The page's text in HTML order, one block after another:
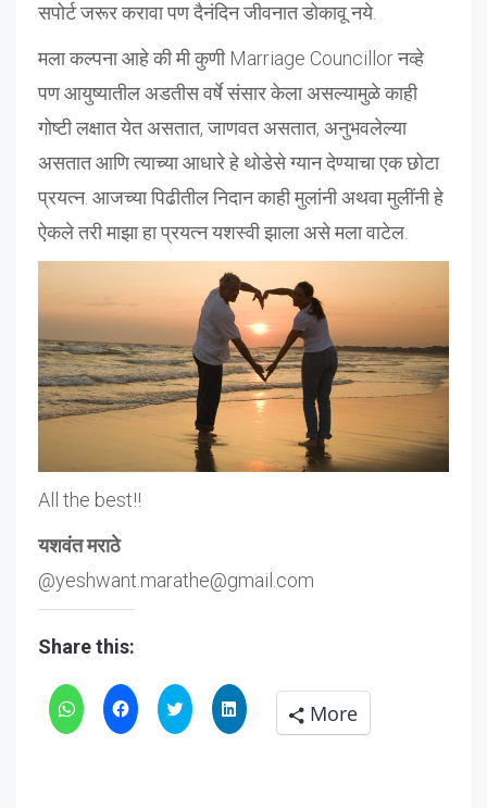
सपोर्ट जरूर करावा पण दैनंदिन जीवनात डोकावू नये.
मला कल्पना आहे की मी कुणी Marriage Councillor नव्हे
पण आयुष्यातील अडतीस वर्षे संसार केला असल्यामुळे काही
गोष्टी लक्षात येत असतात, जाणवत असतात, अनुभवलेल्या
असतात आणि त्याच्या आधारे हे थोडेसे ग्यान देण्याचा एक छोटा
प्रयत्न. आजच्या पिढीतील निदान काही मुलांनी अथवा मुलींनी हे
ऐकले तरी माझा हा प्रयत्न यशस्वी झाला असे मला वाटेल.
All the best!!
यशवंत मराठे
@yeshwant.marathe@gmail.com
Share this:
Click
Click
Click
Click
More